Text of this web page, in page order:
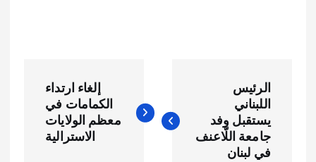
ص
الرئيس
اللبناني
يستقبل وفد
جامعة اللّاعنف
في لبنان
إلغاء ارتداء
الكمامات في
معظم الولايات
الاسترالية